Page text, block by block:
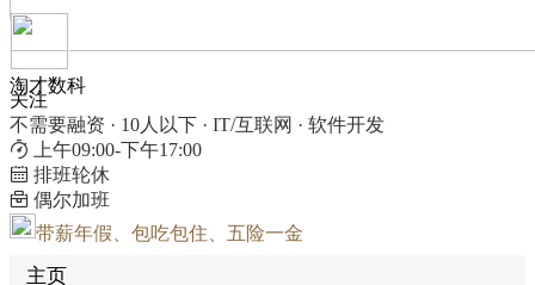
淘才数科
关注
不需要融资 · 10人以下 · IT/互联网 · 软件开发
上午09:00-下午17:00
排班轮休
偶尔加班
带薪年假、包吃包住、五险一金
主页